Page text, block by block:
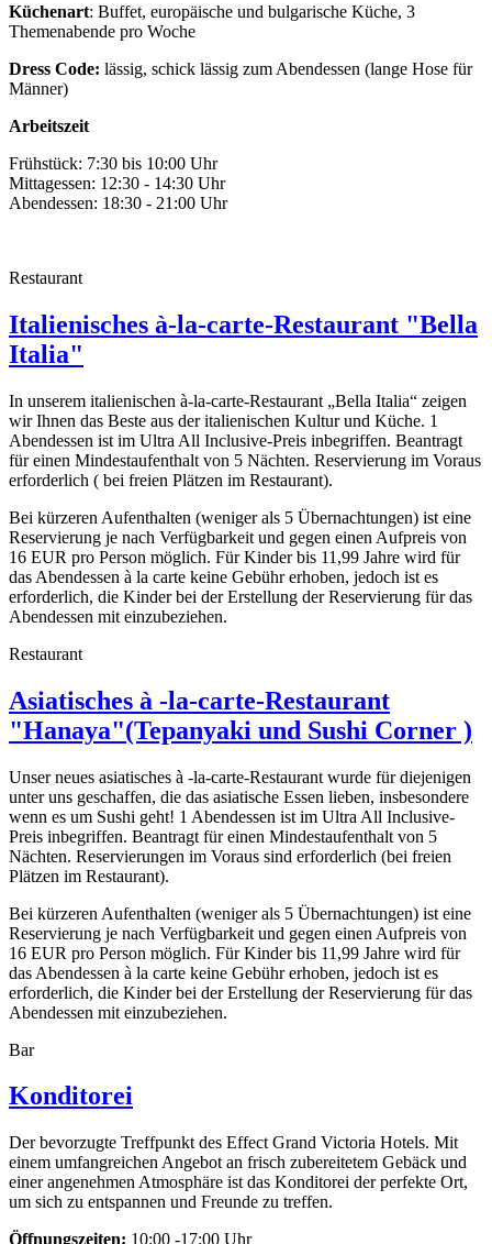
Küchenart: Buffet, europäische und bulgarische Küche, 3
Themenabende pro Woche
Dress Code: lässig, schick lässig zum Abendessen (lange Hose für
Männer)
Arbeitszeit
Frühstück: 7:30 bis 10:00 Uhr
Mittagessen: 12:30 - 14:30 Uhr
Abendessen: 18:30 - 21:00 Uhr
Restaurant
Italienisches à-la-carte-Restaurant "Bella
Italia"
In unserem italienischen à-la-carte-Restaurant „Bella Italia“ zeigen
wir Ihnen das Beste aus der italienischen Kultur und Küche. 1
Abendessen ist im Ultra All Inclusive-Preis inbegriffen. Beantragt
für einen Mindestaufenthalt von 5 Nächten. Reservierung im Voraus
erforderlich ( bei freien Plätzen im Restaurant).
Bei kürzeren Aufenthalten (weniger als 5 Übernachtungen) ist eine
Reservierung je nach Verfügbarkeit und gegen einen Aufpreis von
16 EUR pro Person möglich. Für Kinder bis 11,99 Jahre wird für
das Abendessen à la carte keine Gebühr erhoben, jedoch ist es
erforderlich, die Kinder bei der Erstellung der Reservierung für das
Abendessen mit einzubeziehen.
Restaurant
Asiatisches à -la-carte-Restaurant
"Hanaya"(Tepanyaki und Sushi Corner )
Unser neues asiatisches à -la-carte-Restaurant wurde für diejenigen
unter uns geschaffen, die das asiatische Essen lieben, insbesondere
wenn es um Sushi geht! 1 Abendessen ist im Ultra All Inclusive-
Preis inbegriffen. Beantragt für einen Mindestaufenthalt von 5
Nächten. Reservierungen im Voraus sind erforderlich (bei freien
Plätzen im Restaurant).
Bei kürzeren Aufenthalten (weniger als 5 Übernachtungen) ist eine
Reservierung je nach Verfügbarkeit und gegen einen Aufpreis von
16 EUR pro Person möglich. Für Kinder bis 11,99 Jahre wird für
das Abendessen à la carte keine Gebühr erhoben, jedoch ist es
erforderlich, die Kinder bei der Erstellung der Reservierung für das
Abendessen mit einzubeziehen.
Bar
Konditorei
Der bevorzugte Treffpunkt des Effect Grand Victoria Hotels. Mit
einem umfangreichen Angebot an frisch zubereitetem Gebäck und
einer angenehmen Atmosphäre ist das Konditorei der perfekte Ort,
um sich zu entspannen und Freunde zu treffen.
Öffnungszeiten: 10:00 -17:00 Uhr